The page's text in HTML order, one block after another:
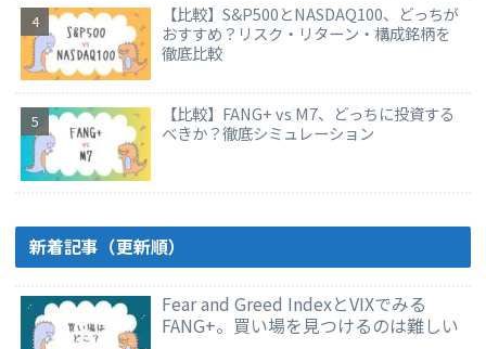
【比較】S&P500とNASDAQ100、どっちが
おすすめ？リスク・リターン・構成銘柄を
徹底比較
【比較】FANG+ vs M7、どっちに投資する
べきか？徹底シミュレーション
新着記事（更新順）
Fear and Greed IndexとVIXでみる
FANG+。買い場を見つけるのは難しい